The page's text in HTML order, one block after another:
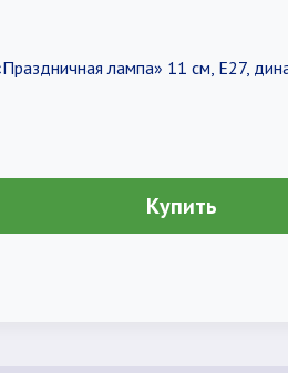
лампа» 11 см, Е27,
Купить